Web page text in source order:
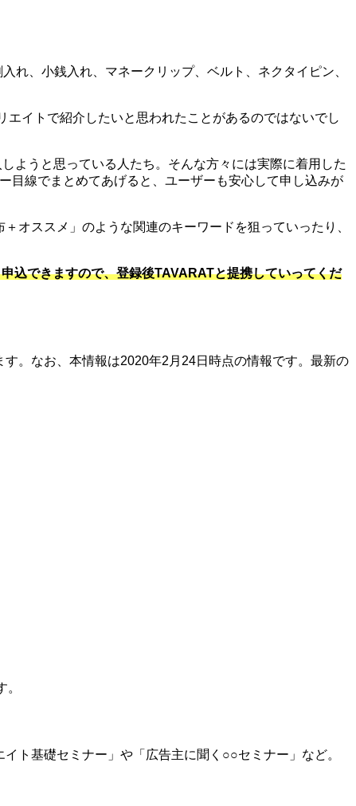
れ、小銭入れ、マネークリップ、ベルト、ネクタイピン、
イトで紹介したいと思われたことがあるのではないでし
ようと思っている人たち。そんな方々には実際に着用した
目線でまとめてあげると、ユーザーも安心して申し込みが
オススメ」のような関連のキーワードを狙っていったり、
込できますので、登録後TAVARATと提携していってくだ
。なお、本情報は2020年2月24日時点の情報です。最新の
ト基礎セミナー」や「広告主に聞く○○セミナー」など。